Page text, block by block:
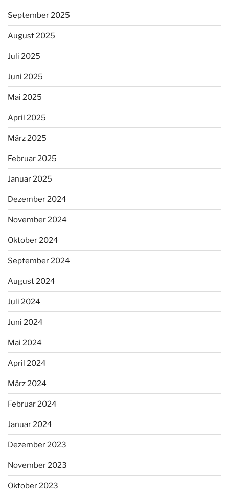
September 2025
August 2025
Juli 2025
Juni 2025
Mai 2025
April 2025
März 2025
Februar 2025
Januar 2025
Dezember 2024
November 2024
Oktober 2024
September 2024
August 2024
Juli 2024
Juni 2024
Mai 2024
April 2024
März 2024
Februar 2024
Januar 2024
Dezember 2023
November 2023
Oktober 2023